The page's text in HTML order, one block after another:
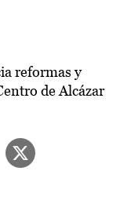
reformas y
de Alcázar